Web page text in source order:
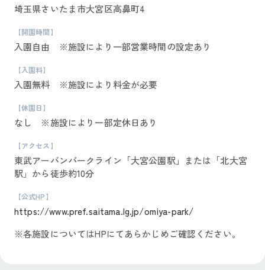
埼玉県さいたま市大宮区高鼻町4
【開園時間】
入園自由 ※施設により一部営業時間の設定あり
【入園料】
入園無料 ※施設により料金が必要
【休園日】
なし ※施設により一部定休日あり
【アクセス】
東武アーバンパークライン「大宮公園駅」または「北大宮
駅」から徒歩約10分
【公式HP】
https://www.pref.saitama.lg.jp/omiya-park/
※各施設についてはHPにてあらかじめご確認ください。